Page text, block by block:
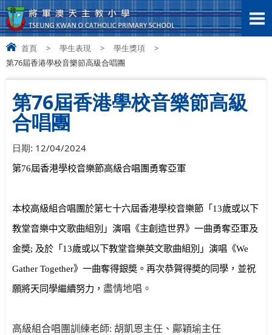
首頁 > 學生表現 > 學生獎項
>
第76屆香港學校音樂節高級合唱團
第76屆香港學校音樂節高級
合唱團
日期: 12/04/2024
第76屆香港學校音樂節高級合唱團勇奪亞軍
本校高級組合唱團於第七十六屆香港學校音樂節「 13歲或以下
教堂音樂中文歌曲組別」演唱《主創造世界》一曲勇奪亞軍及
金奬; 及於「 13歲或以下教堂音樂英文歌曲組別」演唱《We
Gather Together》一曲奪得銀奬。再次恭賀得奬的同學，並祝
願將天同學繼續努力， 盡情地唱。
高級組合唱團訓練老師: 胡凱恩主任、鄺穎瑜主任